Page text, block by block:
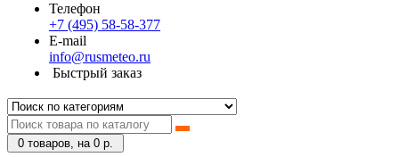
Телефон
+7 (495) 58-58-377
E-mail
info@rusmeteo.ru
Быстрый заказ
0 товаров, на 0 р.